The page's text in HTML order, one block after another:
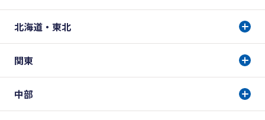
北海道・東北
関東
中部